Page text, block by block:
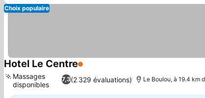
Choix populaire
Hotel Le Centre1 Étoiles
7,3(2 329 évaluations)
Massages
disponibles
Le Boulou, à 19.4 km